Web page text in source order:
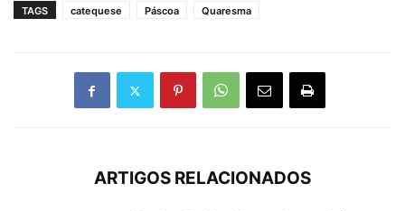
TAGS catequese Páscoa Quaresma
ARTIGOS RELACIONADOS